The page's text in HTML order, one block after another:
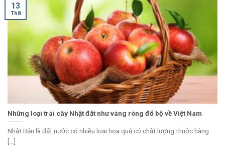
Những loại trái cây Nhật đắt như vàng ròng đổ bộ về Việt Nam
Nhật Bản là đất nước có nhiều loại hoa quả có chất lượng thuộc hàng
[...]
13
Th8